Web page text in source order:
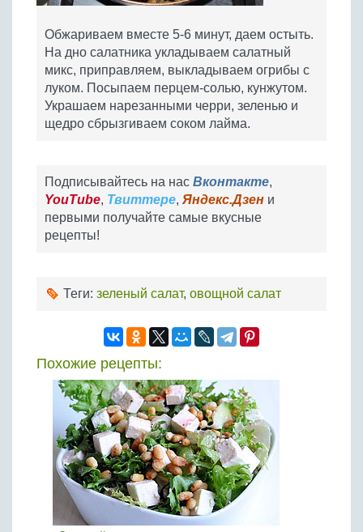
Обжариваем вместе 5-6 минут, даем остыть.
На дно салатника укладываем салатный
микс, приправляем, выкладываем огрибы с
луком. Посыпаем перцем-солью, кунжутом.
Украшаем нарезанными черри, зеленью и
щедро сбрызгиваем соком лайма.
Подписывайтесь на нас Вконтакте,
YouTube, Твиттере, Яндекс.Дзен и
первыми получайте самые вкусные
рецепты!
Теги: зеленый салат, овощной салат
Похожие рецепты: